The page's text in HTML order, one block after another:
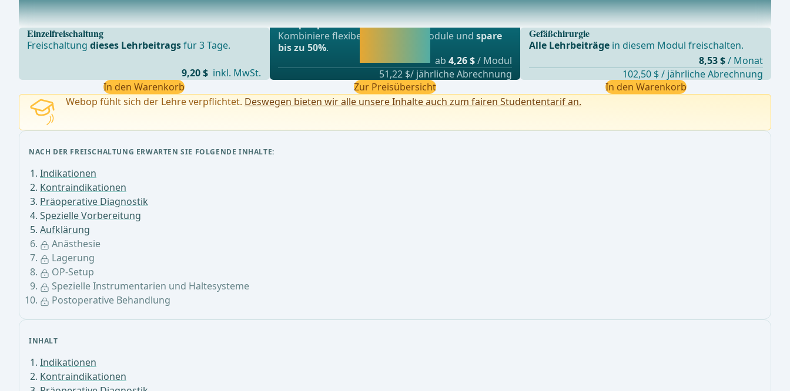
INHALT
Indikationen
Kontraindikationen
LokalanästhesieITN (Patientenwunsch) ... - Operationen aus der Allgemein-, Viszeral- und Transplati
Einzelfreischaltung
Freischaltungdieses Lehrbeitragsfür 3 Tage.
9,20 $ inkl. MwSt.
In den Warenkorb
Beliebtestes Angebot
webop - Sparflex
Kombiniere flexibel unsere Lernmodule undspare
bis zu 50%.
ab 4,26 $/ Modul
51,22 $/ jährliche Abrechnung
Zur Preisübersicht
Gefäßchirurgie
Alle Lehrbeiträgein diesem Modul freischalten.
8,53 $ / Monat
102,50 $ / jährliche Abrechnung
In den Warenkorb
Webop fühlt sich der Lehre verpflichtet. Deswegen bieten wir alle unsere Inhalte auch zum fairen Studententarif an.
NACH DER FREISCHALTUNG ERWARTEN SIE FOLGENDE INHALTE:
Indikationen
Kontraindikationen
Präoperative Diagnostik
Spezielle Vorbereitung
Aufklärung
Anästhesie
Lagerung
OP-Setup
Spezielle Instrumentarien und Haltesysteme
Postoperative Behandlung